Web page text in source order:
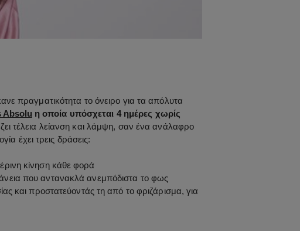
πραγματικότητα το όνειρο για τα απόλυτα
Absolu η οποία υπόσχεται 4 ημέρες χωρίς
τέλεια λείανση και λάμψη, σαν ένα ανάλαφρο
έχει τρεις δράσεις:
κίνηση κάθε φορά
που αντανακλά ανεμπόδιστα το φως
και προστατεύοντάς τη από το φριζάρισμα, για